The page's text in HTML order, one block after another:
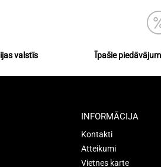
valstīs Īpašie
INFORMĀCIJA
Kontakti
Atteikumi
Vietnes karte